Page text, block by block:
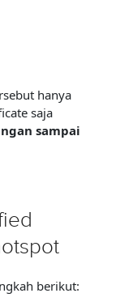
hanya
saja
sampai
berikut: